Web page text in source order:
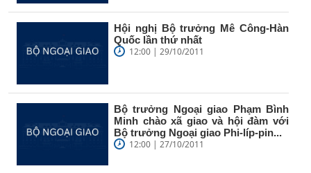
Hội nghị Bộ trưởng Mê Công-Hàn
Quốc lần thứ nhất
12:00 | 29/10/2011
Bộ trưởng Ngoại giao Phạm Bình
Minh chào xã giao và hội đàm với
Bộ trưởng Ngoại giao Phi-líp-pin...
12:00 | 27/10/2011